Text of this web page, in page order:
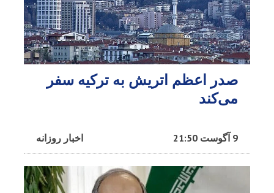
صدر اعظم اتریش به ترکیه سفر
می‌کند
اخبار روزانه 9 آگوست 21:50